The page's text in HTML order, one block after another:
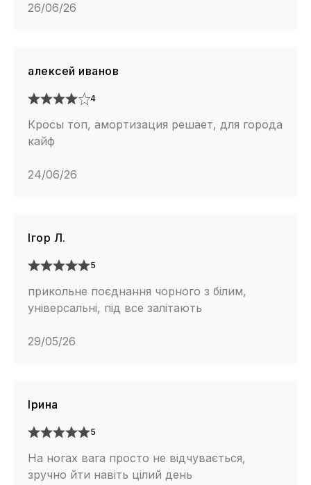
26/06/26
алексей иванов
4
Кросы топ, амортизация решает, для города
кайф
24/06/26
Ігор Л.
5
прикольне поєднання чорного з білим,
універсальні, під все залітають
29/05/26
Ірина
5
На ногах вага просто не відчувається,
зручно йти навіть цілий день